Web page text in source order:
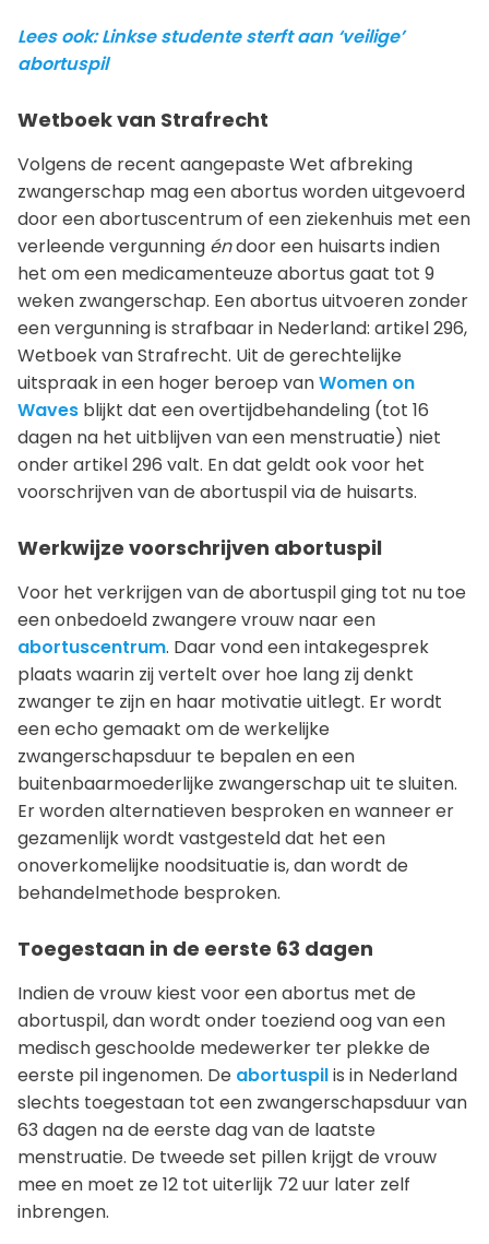
Lees ook: Linkse studente sterft aan ‘veilige’
abortuspil
Wetboek van Strafrecht
Volgens de recent aangepaste Wet afbreking
zwangerschap mag een abortus worden uitgevoerd
door een abortuscentrum of een ziekenhuis met een
verleende vergunning éndoor een huisarts indien
het om een medicamenteuze abortus gaat tot 9
weken zwangerschap. Een abortus uitvoeren zonder
een vergunning is strafbaar in Nederland: artikel 296,
Wetboek van Strafrecht. Uit de gerechtelijke
uitspraak in een hoger beroep vanWomen on
Waves blijkt dat een overtijdbehandeling (tot 16
dagen na het uitblijven van een menstruatie) niet
onder artikel 296 valt. En dat geldt ook voor het
voorschrijven van de abortuspil via de huisarts.
Werkwijze voorschrijven abortuspil
Voor het verkrijgen van de abortuspil ging tot nu toe
een onbedoeld zwangere vrouw naar een
abortuscentrum. Daar vond een intakegesprek
plaats waarin zij vertelt over hoe lang zij denkt
zwanger te zijn en haar motivatie uitlegt. Er wordt
een echo gemaakt om de werkelijke
zwangerschapsduur te bepalen en een
buitenbaarmoederlijke zwangerschap uit te sluiten.
Er worden alternatieven besproken en wanneer er
gezamenlijk wordt vastgesteld dat het een
onoverkomelijke noodsituatie is, dan wordt de
behandelmethode besproken.
Toegestaan in de eerste 63 dagen
Indien de vrouw kiest voor een abortus met de
abortuspil, dan wordt onder toeziend oog van een
medisch geschoolde medewerker ter plekke de
eerste pil ingenomen. De abortuspilis in Nederland
slechts toegestaan tot een zwangerschapsduur van
63 dagen na de eerste dag van de laatste
menstruatie. De tweede set pillen krijgt de vrouw
mee en moet ze 12 tot uiterlijk 72 uur later zelf
inbrengen.